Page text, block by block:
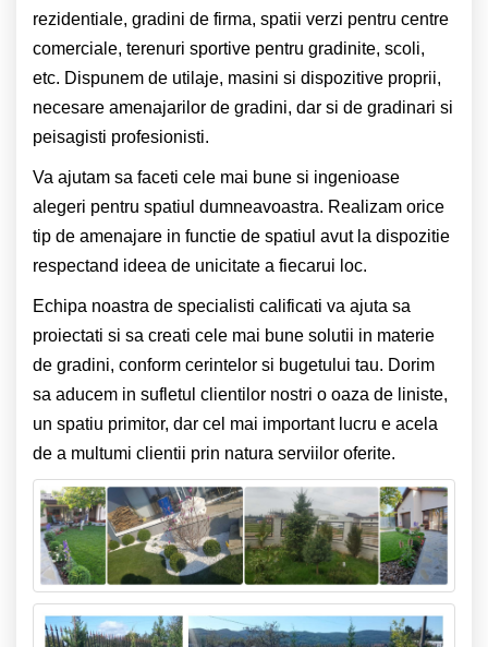
rezidentiale, gradini de firma, spatii verzi pentru centre
comerciale, terenuri sportive pentru gradinite, scoli,
etc. Dispunem de utilaje, masini si dispozitive proprii,
necesare amenajarilor de gradini, dar si de gradinari si
peisagisti profesionisti.
Va ajutam sa faceti cele mai bune si ingenioase
alegeri pentru spatiul dumneavoastra. Realizam orice
tip de amenajare in functie de spatiul avut la dispozitie
respectand ideea de unicitate a fiecarui loc.
Echipa noastra de specialisti calificati va ajuta sa
proiectati si sa creati cele mai bune solutii in materie
de gradini, conform cerintelor si bugetului tau. Dorim
sa aducem in sufletul clientilor nostri o oaza de liniste,
un spatiu primitor, dar cel mai important lucru e acela
de a multumi clientii prin natura serviilor oferite.